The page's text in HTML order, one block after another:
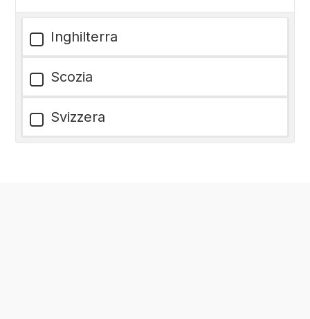
Inghilterra
Scozia
Svizzera